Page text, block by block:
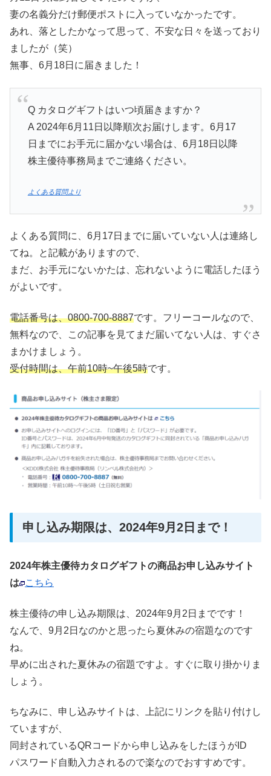
妻の名義分だけ郵便ポストに入っていなかったです。
あれ、落としたかなって思って、不安な日々を送っており
ましたが（笑）
無事、6月18日に届きました！
Q カタログギフトはいつ頃届きますか？
A 2024年6月11日以降順次お届けします。6月17
日までにお手元に届かない場合は、6月18日以降
株主優待事務局までご連絡ください。
よくある質問より
よくある質問に、6月17日までに届いていない人は連絡し
てね。と記載がありますので、
まだ、お手元にないかたは、忘れないように電話したほう
がよいです。
電話番号は、0800-700-8887です。フリーコールなので、
無料なので、この記事を見てまだ届いてない人は、すぐさ
まかけましょう。
受付時間は、午前10時~午後5時です。
申し込み期限は、2024年9月2日まで！
2024年株主優待カタログギフトの商品お申し込みサイト
は
こちら
株主優待の申し込み期限は、2024年9月2日までです！
なんで、9月2日なのかと思ったら夏休みの宿題なのです
ね。
早めに出された夏休みの宿題ですよ。すぐに取り掛かりま
しょう。
ちなみに、申し込みサイトは、上記にリンクを貼り付けし
ていますが、
同封されているQRコードから申し込みをしたほうがID
パスワード自動入力されるので楽なのでおすすめです。